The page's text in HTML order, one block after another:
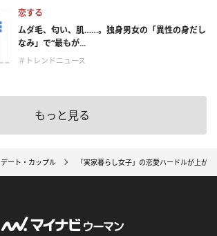
恋する
ムダ毛、匂い、肌……。独身男女の「異性の身だし
なみ」で“最もが...
＃トレンドニュース
もっと見る
デート・カップル 「実家暮らし女子」の恋愛ハードルが上が